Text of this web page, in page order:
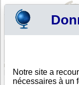
Slovénie > Toutes villes >
Notre site a
nécessaires à un